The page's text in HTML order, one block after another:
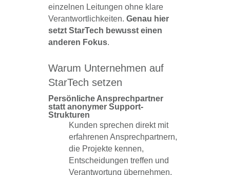
einzelnen Leitungen ohne klare
Verantwortlichkeiten. Genau hier
setzt StarTech bewusst einen
anderen Fokus.
Warum Unternehmen auf
StarTech setzen
Persönliche Ansprechpartner
statt anonymer Support-
Strukturen
Kunden sprechen direkt mit
erfahrenen Ansprechpartnern,
die Projekte kennen,
Entscheidungen treffen und
Verantwortung übernehmen.